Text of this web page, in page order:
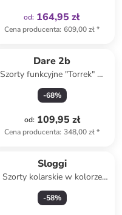
od: 164,95 zł
Cena producenta: 609,00 zł*
Dare 2b
Szorty funkcyjne "Torrek" w
kolorze granatowym
-68%
od: 109,95 zł
Cena producenta: 348,00 zł*
Sloggi
Szorty kolarskie w kolorze
jasnobrązowym
-58%